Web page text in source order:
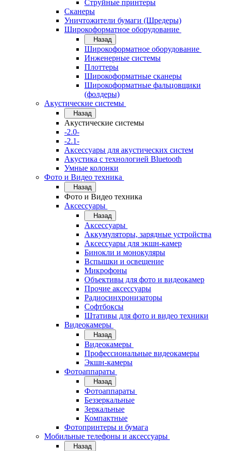
Струйные принтеры
Сканеры
Уничтожители бумаги (Шредеры)
Широкоформатное оборудование
Назад
Широкоформатное оборудование
Инженерные системы
Плоттеры
Широкоформатные сканеры
Широкоформатные фальцовщики
(фолдеры)
Акустические системы
Назад
Акустические системы
-2.0-
-2.1-
Аксессуары для акустических систем
Акустика с технологией Bluetooth
Умные колонки
Фото и Видео техника
Назад
Фото и Видео техника
Аксессуары
Назад
Аксессуары
Аккумуляторы, зарядные устройства
Аксессуары для экшн-камер
Бинокли и монокуляры
Вспышки и освещение
Микрофоны
Объективы для фото и видеокамер
Прочие аксессуары
Радиосинхронизаторы
Софтбоксы
Штативы для фото и видео техники
Видеокамеры
Назад
Видеокамеры
Профессиональные видеокамеры
Экшн-камеры
Фотоаппараты
Назад
Фотоаппараты
Беззеркальные
Зеркальные
Компактные
Фотопринтеры и бумага
Мобильные телефоны и аксессуары
Назад